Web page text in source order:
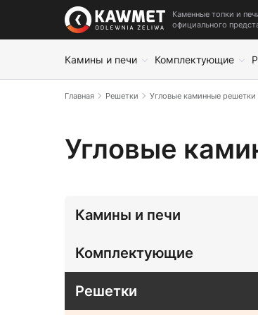
Каменные топки и
официального
Камины и печи Комплектующие
Главная Решетки Угловые каминные решетки
Угловые
Камины и печи
Комплектующие
Решетки